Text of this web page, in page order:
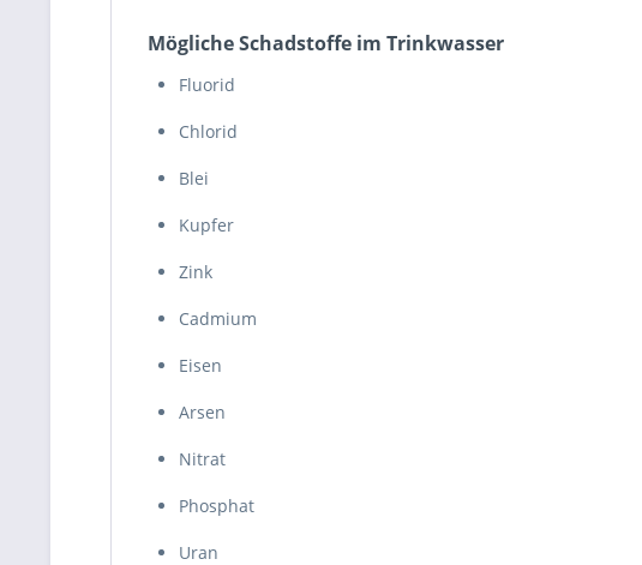
Mögliche Schadstoffe im Trinkwasser
Fluorid
Chlorid
Blei
Kupfer
Zink
Cadmium
Eisen
Arsen
Nitrat
Phosphat
Uran